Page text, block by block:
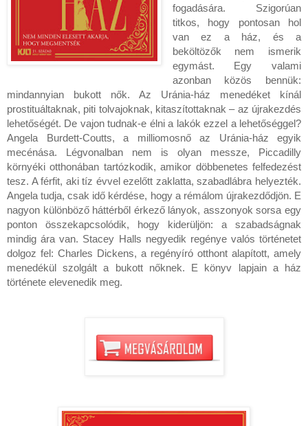
fogadására. Szigorúan
titkos, hogy pontosan hol
van ez a ház, és a
beköltözők nem ismerik
egymást. Egy valami
azonban közös bennük:
mindannyian bukott nők. Az Uránia-ház menedéket kínál
prostituáltaknak, piti tolvajoknak, kitaszítottaknak – az újrakezdés
lehetőségét. De vajon tudnak-e élni a lakók ezzel a lehetőséggel?
Angela Burdett-Coutts, a milliomosnő az Uránia-ház egyik
mecénása. Légvonalban nem is olyan messze, Piccadilly
környéki otthonában tartózkodik, amikor döbbenetes felfedezést
tesz. A férfit, aki tíz évvel ezelőtt zaklatta, szabadlábra helyezték.
Angela tudja, csak idő kérdése, hogy a rémálom újrakezdődjön. E
nagyon különböző háttérből érkező lányok, asszonyok sorsa egy
ponton összekapcsolódik, hogy kiderüljön: a szabadságnak
mindig ára van. Stacey Halls negyedik regénye valós történetet
dolgoz fel: Charles Dickens, a regényíró otthont alapított, amely
menedékül szolgált a bukott nőknek. E könyv lapjain a ház
története elevenedik meg.